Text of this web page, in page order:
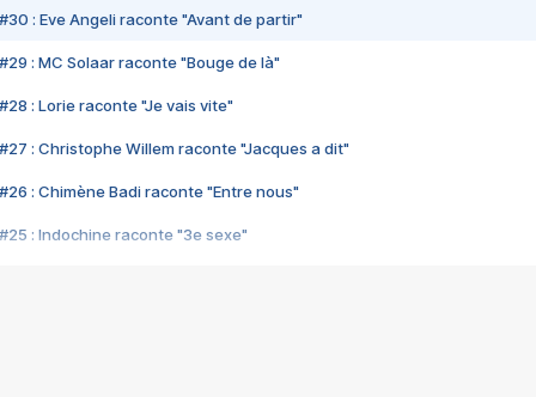
#30 : Eve Angeli raconte "Avant de partir"
#29 : MC Solaar raconte "Bouge de là"
#28 : Lorie raconte "Je vais vite"
#27 : Christophe Willem raconte "Jacques a dit"
#26 : Chimène Badi raconte "Entre nous"
#25 : Indochine raconte "3e sexe"